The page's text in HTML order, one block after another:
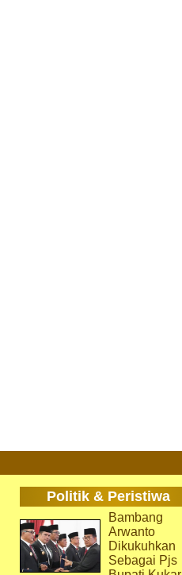
Politik & Peristiwa
Bambang
Arwanto
Dikukuhkan
Sebagai Pjs